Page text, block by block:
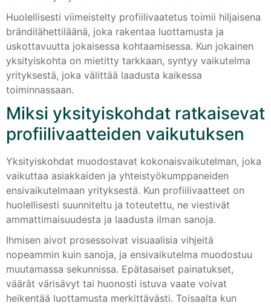
Huolellisesti viimeistelty profiilivaatetus toimii hiljaisena
brändilähettiläänä, joka rakentaa luottamusta ja
uskottavuutta jokaisessa kohtaamisessa. Kun jokainen
yksityiskohta on mietitty tarkkaan, syntyy vaikutelma
yrityksestä, joka välittää laadusta kaikessa
toiminnassaan.
Miksi yksityiskohdat ratkaisevat
profiilivaatteiden vaikutuksen
Yksityiskohdat muodostavat kokonaisvaikutelman, joka
vaikuttaa asiakkaiden ja yhteistyökumppaneiden
ensivaikutelmaan yrityksestä. Kun profiilivaatteet on
huolellisesti suunniteltu ja toteutettu, ne viestivät
ammattimaisuudesta ja laadusta ilman sanoja.
Ihmisen aivot prosessoivat visuaalisia vihjeitä
nopeammin kuin sanoja, ja ensivaikutelma muodostuu
muutamassa sekunnissa. Epätasaiset painatukset,
väärät värisävyt tai huonosti istuva vaate voivat
heikentää luottamusta merkittävästi. Toisaalta kun